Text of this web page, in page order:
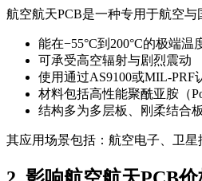
航空航天PCB是一种专用于航空
能在−55°C到200°C的极端温
可承受高空辐射与剧烈震动
使用通过AS9100或MIL-PRF
材料包括高性能聚酰亚胺（
结构多为多层板、刚柔结合
其应用场景包括：航空电子、卫